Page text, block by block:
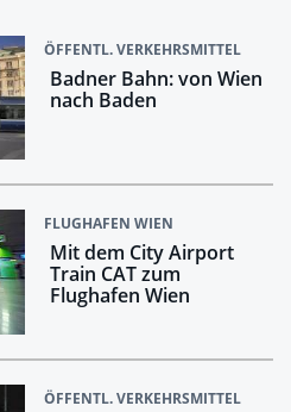
ÖFFENTL. VERKEHRSMITTEL
Badner Bahn: von Wien
nach Baden
FLUGHAFEN WIEN
Mit dem City Airport
Train CAT zum
Flughafen Wien
ÖFFENTL. VERKEHRSMITTEL